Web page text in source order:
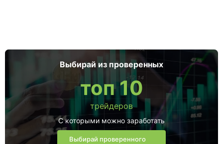
Выбирай из проверенных
топ 10
трейдеров
С которыми можно заработать
Выбирай проверенного